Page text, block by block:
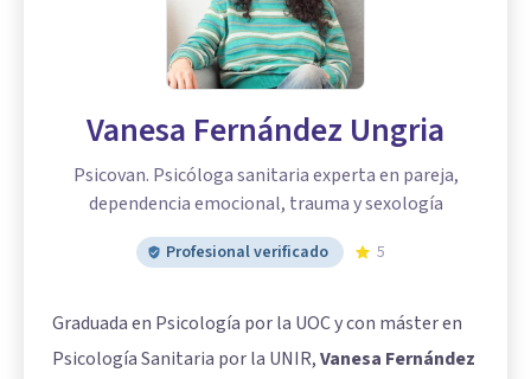
Vanesa Fernández Ungria
Psicovan. Psicóloga sanitaria experta en pareja,
dependencia emocional, trauma y sexología
Profesional verificado 5
Graduada en Psicología por la UOC y con máster en
Psicología Sanitaria por la UNIR,Vanesa Fernández